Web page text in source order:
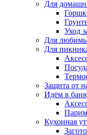
Для
Уход
Для
Для
Защита от
Идём в
Кухонная